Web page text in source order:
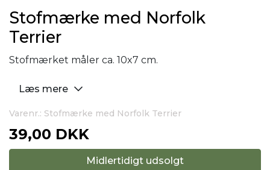
Stofmærke med Norfolk
Terrier
Stofmærket måler ca. 10x7 cm.
Læs mere
Varenr.: Stofmærke med Norfolk Terrier
39,00 DKK
Midlertidigt udsolgt